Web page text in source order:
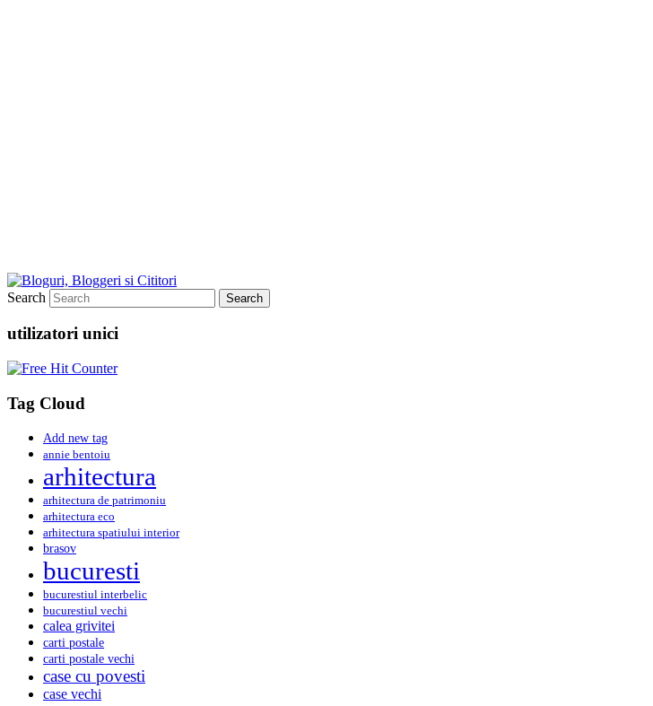
Search
utilizatori unici
Tag Cloud
Add new tag
annie bentoiu
arhitectura
arhitectura de patrimoniu
arhitectura eco
arhitectura spatiului interior
brasov
bucuresti
bucurestiul interbelic
bucurestiul vechi
calea grivitei
carti postale
carti postale vechi
case cu povesti
case vechi